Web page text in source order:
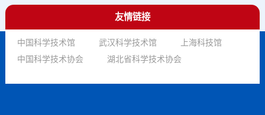
友情链接
中国科学技术馆 武汉科学技术馆
上海科技馆
中国科学技术协会
湖北省科学技术协会